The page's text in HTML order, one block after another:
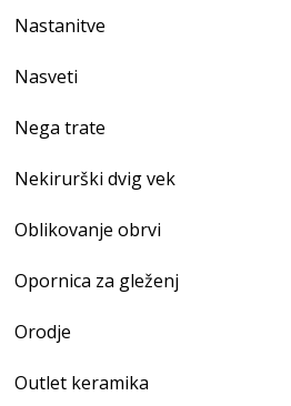
Nastanitve
Nasveti
Nega trate
Nekirurški dvig vek
Oblikovanje obrvi
Opornica za gleženj
Orodje
Outlet keramika